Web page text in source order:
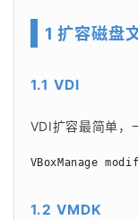
1 扩容磁盘
1.1 VDI
VDI扩容最简单，
VBoxManage
1.2 VMDK